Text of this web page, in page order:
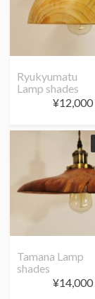
Ryukyumatu
Lamp shades
¥12,000
Tamana Lamp
shades
¥14,000